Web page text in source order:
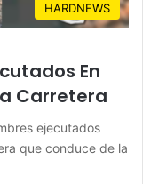
HARDNEWS
En
Carretera
ejecutados
que conduce de la